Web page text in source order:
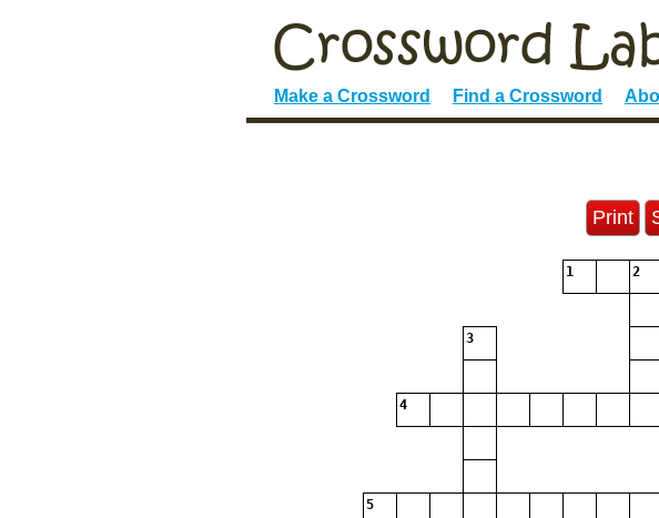
Make a Crossword Find a Crossword
Print
1 2
3
4
5